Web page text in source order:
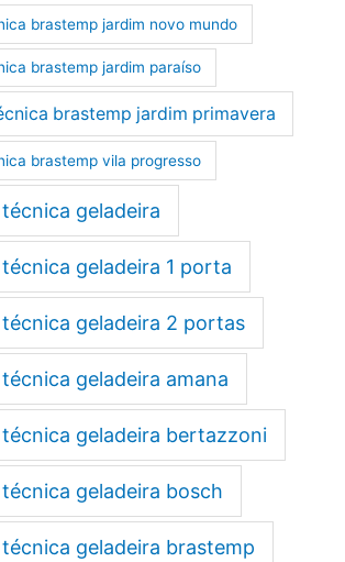
brastemp jardim novo mundo
brastemp jardim paraíso
brastemp jardim primavera
brastemp vila progresso
geladeira
geladeira 1 porta
geladeira 2 portas
geladeira amana
geladeira bertazzoni
geladeira bosch
geladeira brastemp